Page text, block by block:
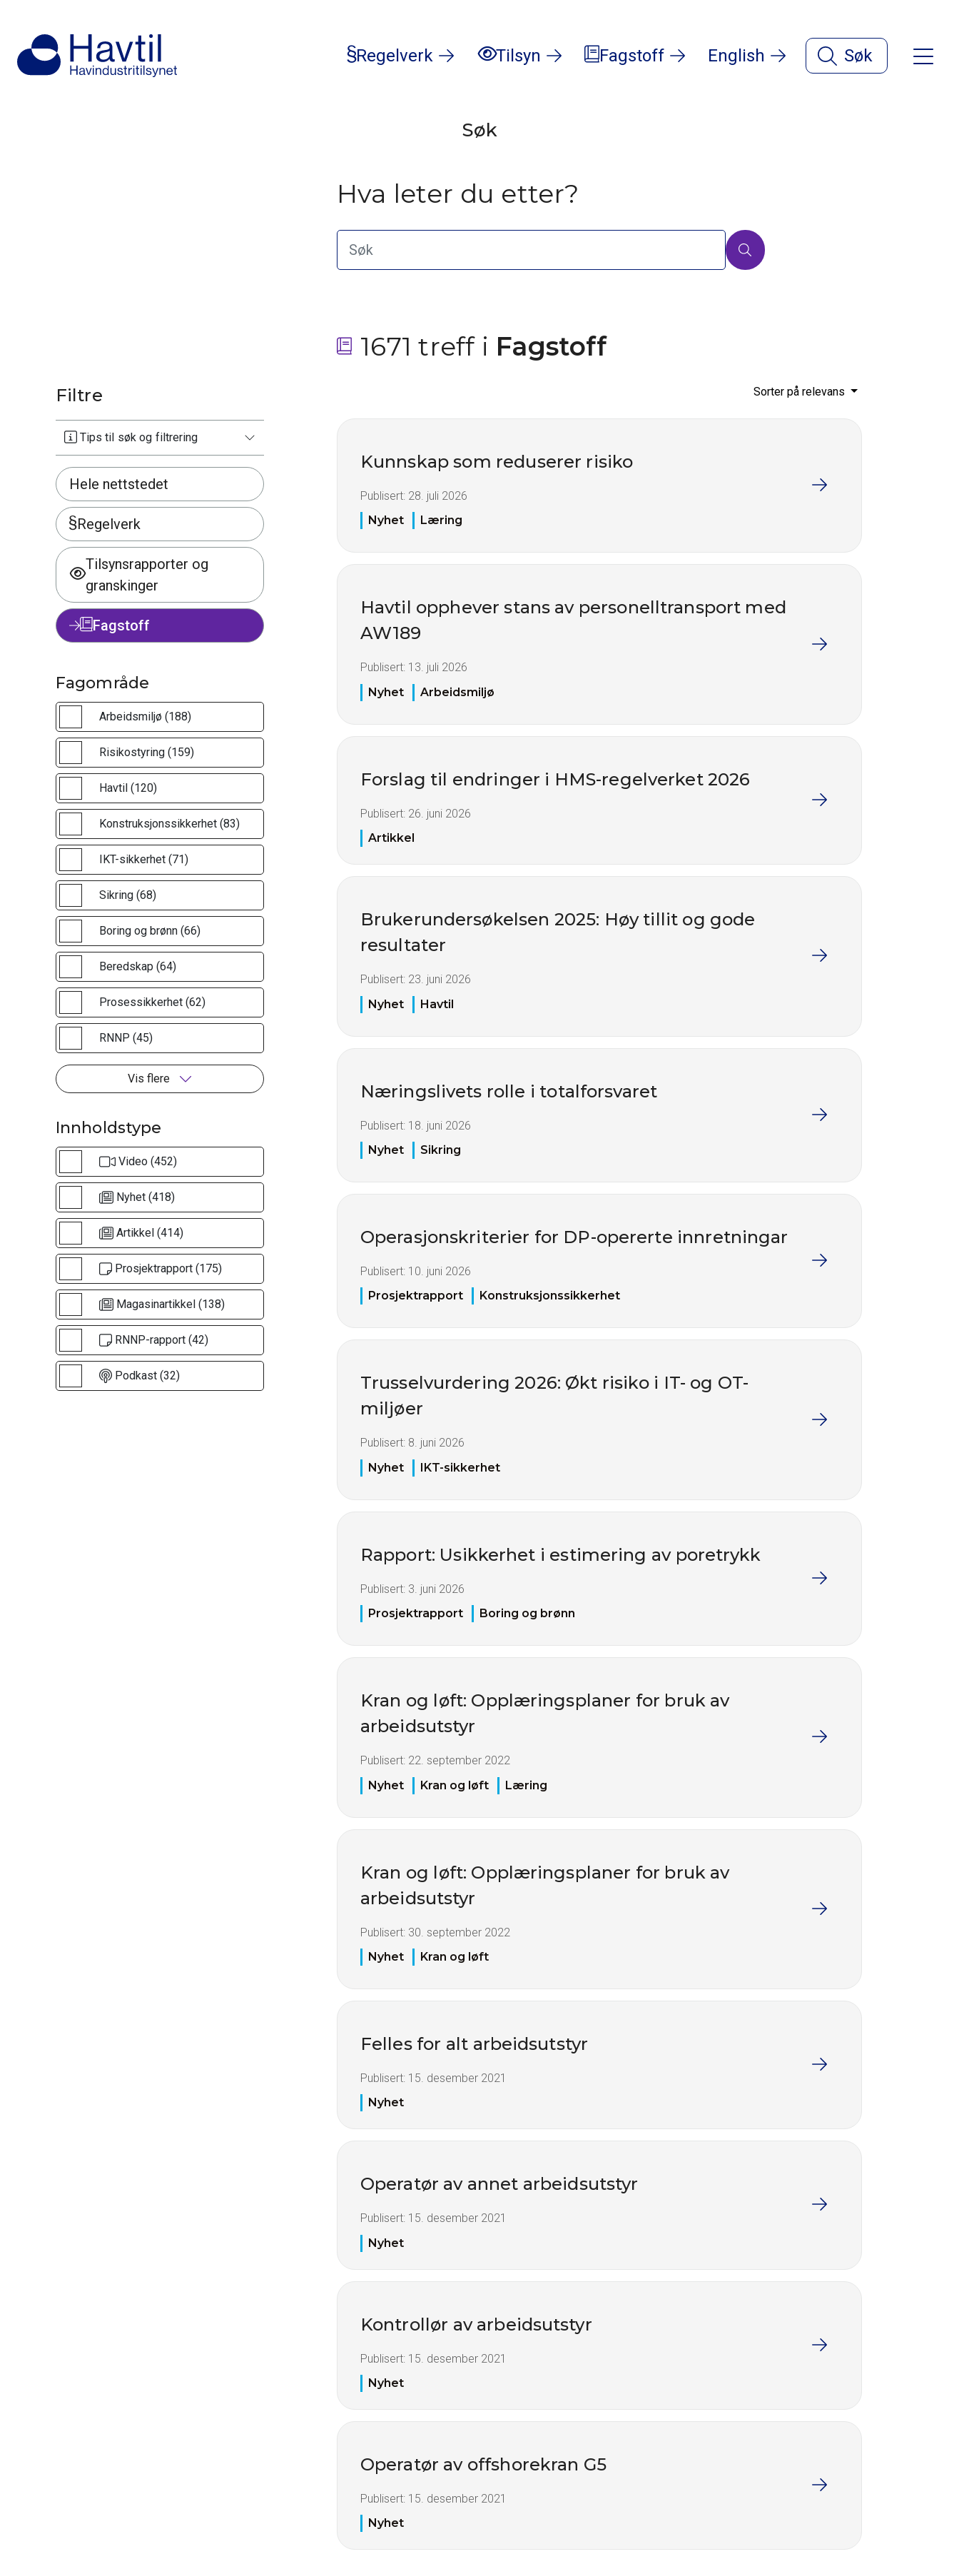
Regelverk Tilsyn Fagstoff English Søk
Søk
Hva leter du etter?
1671 treff i Fagstoff
Filtre
Tips til søk og filtrering
Hele nettstedet
Regelverk
Tilsynsrapporter og
granskinger
Fagstoff
Fagområde
Arbeidsmiljø (188)
Risikostyring (159)
Havtil (120)
Konstruksjonssikkerhet (83)
IKT-sikkerhet (71)
Sikring (68)
Boring og brønn (66)
Beredskap (64)
Prosessikkerhet (62)
RNNP (45)
Vis flere
Innholdstype
Video (452)
Nyhet (418)
Artikkel (414)
Prosjektrapport (175)
Magasinartikkel (138)
RNNP-rapport (42)
Podkast (32)
Sorter på relevans
Kunnskap som reduserer risiko
Publisert: 28. juli 2026
Nyhet
Læring
Havtil opphever stans av personelltransport med
AW189
Publisert: 13. juli 2026
Nyhet
Arbeidsmiljø
Forslag til endringer i HMS-regelverket 2026
Publisert: 26. juni 2026
Artikkel
Brukerundersøkelsen 2025: Høy tillit og gode
resultater
Publisert: 23. juni 2026
Nyhet
Havtil
Næringslivets rolle i totalforsvaret
Publisert: 18. juni 2026
Nyhet
Sikring
Operasjonskriterier for DP-opererte innretningar
Publisert: 10. juni 2026
Prosjektrapport
Konstruksjonssikkerhet
Trusselvurdering 2026: Økt risiko i IT- og OT-
miljøer
Publisert: 8. juni 2026
Nyhet
IKT-sikkerhet
Rapport: Usikkerhet i estimering av poretrykk
Publisert: 3. juni 2026
Prosjektrapport
Boring og brønn
Kran og løft: Opplæringsplaner for bruk av
arbeidsutstyr
Publisert: 22. september 2022
Nyhet
Kran og løft Læring
Kran og løft: Opplæringsplaner for bruk av
arbeidsutstyr
Publisert: 30. september 2022
Nyhet
Kran og løft
Felles for alt arbeidsutstyr
Publisert: 15. desember 2021
Nyhet
Operatør av annet arbeidsutstyr
Publisert: 15. desember 2021
Nyhet
Kontrollør av arbeidsutstyr
Publisert: 15. desember 2021
Nyhet
Operatør av offshorekran G5
Publisert: 15. desember 2021
Nyhet